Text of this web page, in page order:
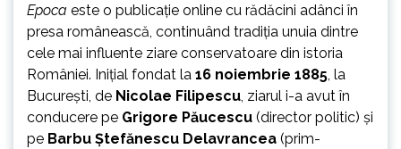
Epoca este o publicație online cu rădăcini adânci în
presa românească, continuând tradiția unuia dintre
cele mai influente ziare conservatoare din istoria
României. Inițial fondat la 16 noiembrie 1885 , la
București, de Nicolae Filipescu , ziarul i-a avut în
conducere pe Grigore Păucescu (director politic) și
pe Barbu Ștefănescu Delavrancea (prim-